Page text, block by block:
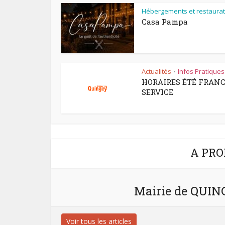
Hébergements et
Casa Pampa
Actualités • Infos Pratiques
HORAIRES ÉTÉ
SERVICE
A
Mairie de
Voir tous les articles